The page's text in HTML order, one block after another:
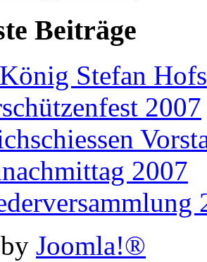
Beiträge
Stefan
2007
2007
Joomla!®